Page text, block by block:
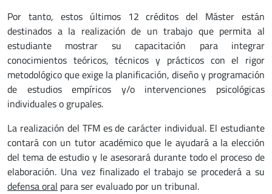
Por tanto, estos últimos 12 créditos del Máster están
destinados a la realización de un trabajo que permita al
estudiante mostrar su capacitación para integrar
conocimientos teóricos, técnicos y prácticos con el rigor
metodológico que exige la planificación, diseño y programación
de estudios empíricos y/o intervenciones psicológicas
individuales o grupales.
La realización del TFM es de carácter individual. El estudiante
contará con un tutor académico que le ayudará a la elección
del tema de estudio y le asesorará durante todo el proceso de
elaboración. Una vez finalizado el trabajo se procederá a su
defensa oral para ser evaluado por un tribunal.